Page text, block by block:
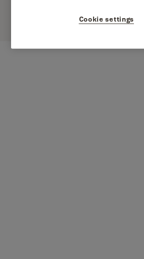
Cookie settings